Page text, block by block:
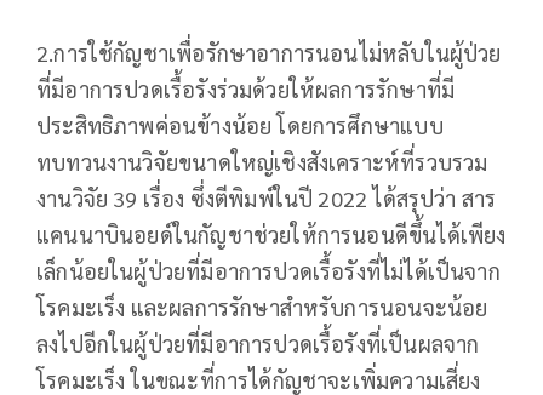
2.การใช้กัญชาเพื่อรักษาอาการนอนไม่หลับในผู้ป่วย
ที่มีอาการปวดเรื้อรังร่วมด้วยให้ผลการรักษาที่มี
ประสิทธิภาพค่อนข้างน้อย โดยการศึกษาแบบ
ทบทวนงานวิจัยขนาดใหญ่เชิงสังเคราะห์ที่รวบรวม
งานวิจัย 39 เรื่อง ซึ่งตีพิมพ์ในปี 2022 ได้สรุปว่า สาร
แคนนาบินอยด์ในกัญชาช่วยให้การนอนดีขึ้นได้เพียง
เล็กน้อยในผู้ป่วยที่มีอาการปวดเรื้อรังที่ไม่ได้เป็นจาก
โรคมะเร็ง และผลการรักษาสำหรับการนอนจะน้อย
ลงไปอีกในผู้ป่วยที่มีอาการปวดเรื้อรังที่เป็นผลจาก
โรคมะเร็ง ในขณะที่การได้กัญชาจะเพิ่มความเสี่ยง